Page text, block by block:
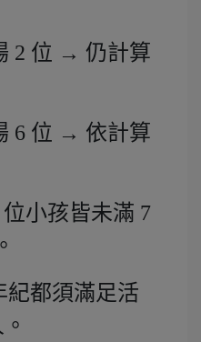
2 位 → 仍計算
6 位 → 依計算
位小孩皆未滿 7
紀都須滿足活